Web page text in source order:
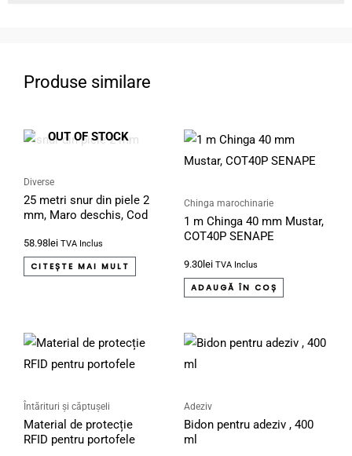
Produse similare
OUT OF STOCK
Diverse
25 metri snur din piele 2
mm, Maro deschis, Cod
58.98 lei TVA Inclus
CITEȘTE MAI MULT
Chinga marochinarie
1 m Chinga 40 mm Mustar,
COT40P SENAPE
9.30 lei TVA Inclus
ADAUGĂ ÎN COȘ
Întărituri și căptușeli
Material de protecție
RFID pentru portofele
Interval
prețuri:
la
61.00lei
produs
variații.
Adeziv
Bidon pentru adeziv , 400
ml